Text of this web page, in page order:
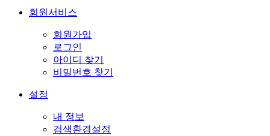
회원서비스
회원가입
로그인
아이디 찾기
비밀번호 찾기
설정
내 정보
검색환경설정